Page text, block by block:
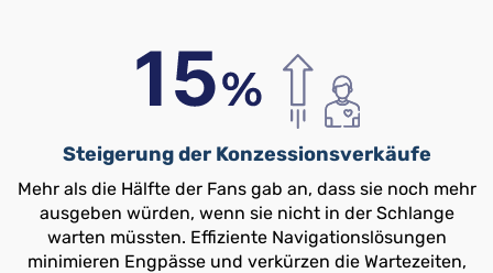
Steigerung der Konzessionsverkäufe
Mehr als die Hälfte der Fans gab an, dass sie noch mehr
ausgeben würden, wenn sie nicht in der Schlange
warten müssten. Effiziente Navigationslösungen
minimieren Engpässe und verkürzen die Wartezeiten,